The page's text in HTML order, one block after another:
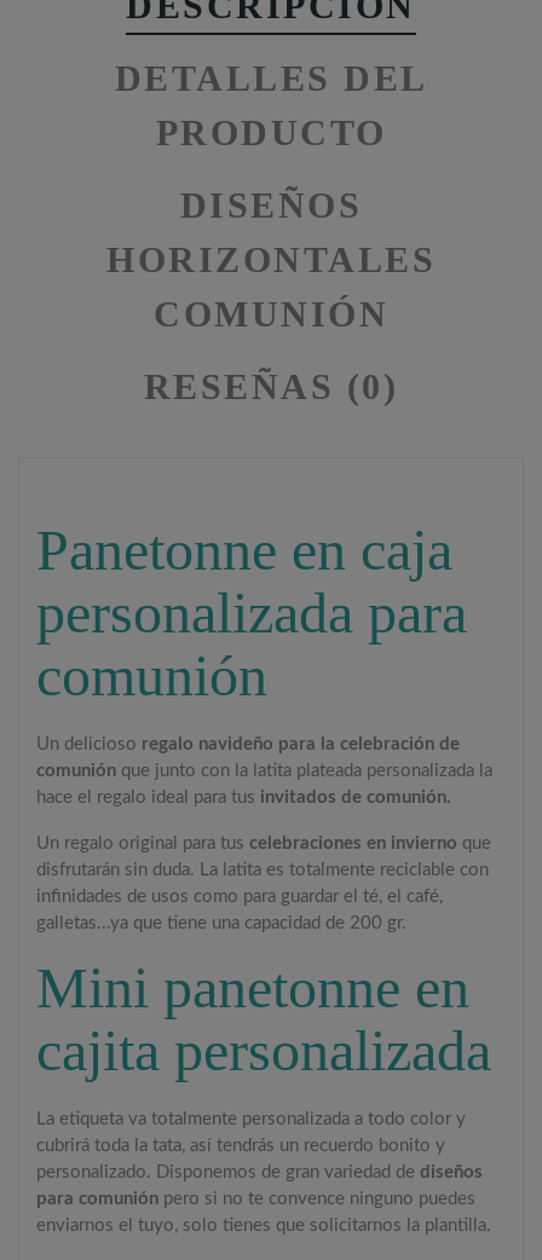
DETALLES DEL
PRODUCTO
DISEÑOS
HORIZONTALES
COMUNIÓN
RESEÑAS (0)
Panetonne en caja
personalizada para
comunión
Un delicioso regalo navideño para la celebración de
comunión que junto con la latita plateada personalizada la
hace el regalo ideal para tus invitados de comunión.
Un regalo original para tus celebraciones en invierno que
disfrutarán sin duda. La latita es totalmente reciclable con
infinidades de usos como para guardar el té, el café,
galletas...ya que tiene una capacidad de 200 gr.
Mini panetonne en
cajita personalizada
La etiqueta va totalmente personalizada a todo color y
cubrirá toda la tata, así tendrás un recuerdo bonito y
personalizado. Disponemos de gran variedad de diseños
para comunión pero si no te convence ninguno puedes
enviarnos el tuyo, solo tienes que solicitarnos la plantilla.